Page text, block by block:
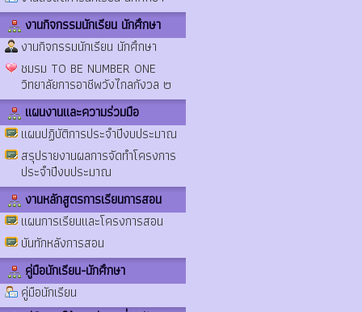
งานกิจกรรมนักเรียน นักศึกษา
งานกิจกรรมนักเรียน นักศึกษา
ชมรม TO BE NUMBER ONE
วิทยาลัยการอาชีพวังไกลกังวล ๒
แผนงานและความร่วมมือ
แผนปฏิบัติการประจำปีงบประมาณ
สรุปรายงานผลการจัดทำโครงการ
ประจำปีงบประมาณ
งานหลักสูตรการเรียนการสอน
แผนการเรียนและโครงการสอน
บันทักหลังการสอน
คู่มือนักเรียน-นักศึกษา
คู่มือนักเรียน